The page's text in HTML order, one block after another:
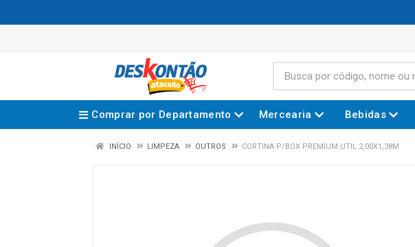
Comprar por Departamento Mercearia Bebidas
INÍCIO LIMPEZA OUTROS CORTINA P/BOX PREMIUM UTIL 2,00X1,38M